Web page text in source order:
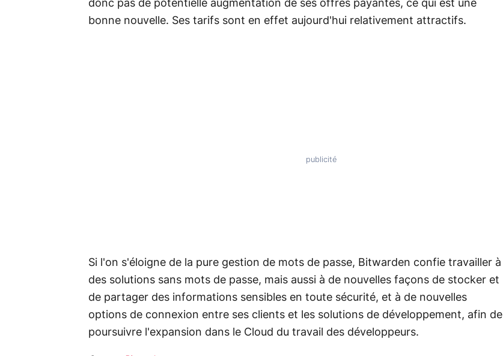
donc pas de potentielle augmentation de ses offres payantes, ce qui est une
bonne nouvelle. Ses tarifs sont en effet aujourd'hui relativement attractifs.
Si l'on s'éloigne de la pure gestion de mots de passe, Bitwarden confie travailler à
des solutions sans mots de passe, mais aussi à de nouvelles façons de stocker et
de partager des informations sensibles en toute sécurité, et à de nouvelles
options de connexion entre ses clients et les solutions de développement, afin de
poursuivre l'expansion dans le Cloud du travail des développeurs.